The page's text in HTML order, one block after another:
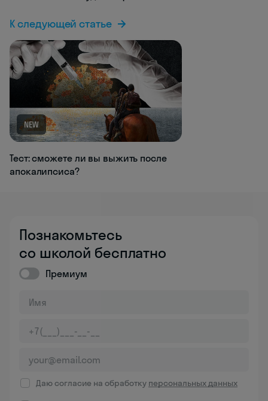
К следующей статье
NEW
Тест: сможете ли вы выжить после
апокалипсиса?
Познакомьтесь
со школой бесплатно
Премиум
Даю согласие на обработку персональных данных